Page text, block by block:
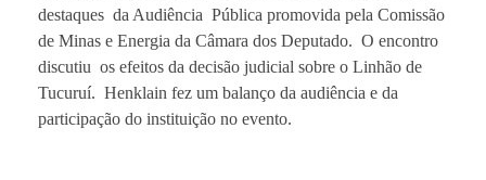
destaques da Audiência Pública promovida pela Comissão
de Minas e Energia da Câmara dos Deputado. O encontro
discutiu os efeitos da decisão judicial sobre o Linhão de
Tucuruí. Henklain fez um balanço da audiência e da
participação do instituição no evento.